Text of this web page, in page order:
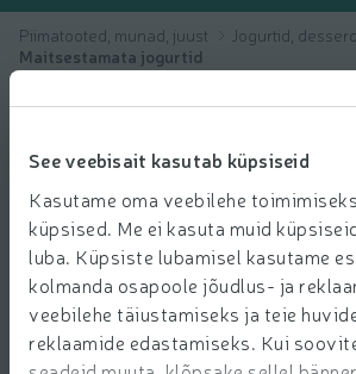
See veebisait kasutab küpsiseid
Kasutame oma veebilehe
küpsised. Me ei kasuta muid
luba. Küpsiste lubamisel kasutame
kolmanda osapoole jõudlus- ja
veebilehe täiustamiseks ja teie
reklaamide edastamiseks. Kui
Piimatooted, munad, juust
Jogurtid,
Maitsestamata jogurtid